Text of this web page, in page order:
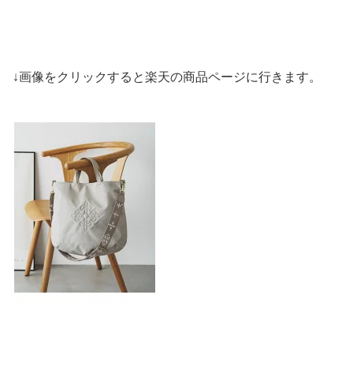
↓画像をクリックすると楽天の商品ページに行きます。